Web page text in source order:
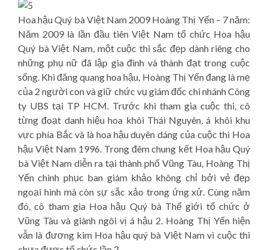
Hoa hậu Quý bà Việt Nam 2009 Hoàng Thị Yến – 7 năm:
Năm 2009 là lần đầu tiên Việt Nam tổ chức Hoa hậu
Quý bà Việt Nam, một cuộc thi sắc đẹp dành riêng cho
những phụ nữ đã lập gia đình và thành đạt trong cuộc
sống. Khi đăng quang hoa hậu, Hoàng Thị Yến đang là mẹ
của 2 người con và giữ chức vụ giám đốc chi nhánh Công
ty UBS tại TP HCM. Trước khi tham gia cuộc thi, cô
từng đoạt danh hiệu hoa khôi Thái Nguyên, á khôi khu
vực phía Bắc và là hoa hậu duyên dáng của cuộc thi Hoa
hậu Việt Nam 1996. Trong đêm chung kết Hoa hậu Quý
bà Việt Nam diễn ra tại thành phố Vũng Tàu, Hoàng Thị
Yến chinh phục ban giám khảo không chỉ bởi vẻ đẹp
ngoại hình mà còn sự sắc xảo trong ứng xử. Cùng năm
đó, cô tham gia Hoa hậu Quý bà Thế giới tổ chức ở
Vũng Tàu và giành ngôi vị á hậu 2. Hoàng Thị Yến hiện
vẫn là đương kim Hoa hậu quý bà Việt Nam vì cuộc thi